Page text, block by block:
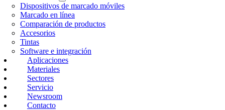
Dispositivos de marcado móviles
Marcado en línea
Comparación de productos
Accesorios
Tintas
Software e integración
Aplicaciones
Materiales
Sectores
Servicio
Newsroom
Contacto